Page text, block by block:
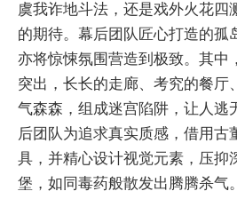
虞我诈地斗法，还是戏外火花四
的期待。幕后团队匠心打造的孤
亦将惊悚氛围营造到极致。其中
突出，长长的走廊、考究的餐厅
气森森，组成迷宫陷阱，让人逃
后团队为追求真实质感，借用古
具，并精心设计视觉元素，压抑
堡，如同毒药般散发出腾腾杀气